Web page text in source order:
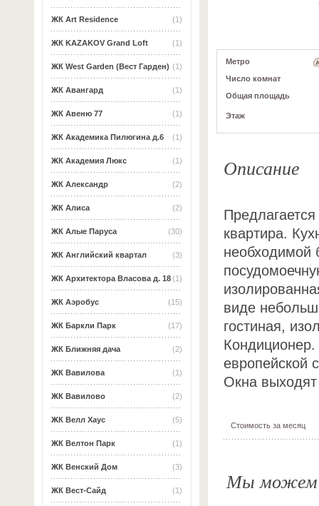
(1)
ЖК Art Residence
(1)
ЖК KAZAKOV Grand Loft
(1)
ЖК West Garden (Вест Гарден)
(1)
ЖК Авангард
(1)
ЖК Авеню 77
(1)
ЖК Академика Пилюгина д.6
(1)
ЖК Академия Люкс
(2)
ЖК Александр
(2)
ЖК Алиса
(30)
ЖК Алые Паруса
(3)
ЖК Английский квартал
(1)
ЖК Архитектора Власова д. 18
(15)
ЖК Аэробус
(17)
ЖК Баркли Парк
(2)
ЖК Ближняя дача
(1)
ЖК Вавилова
(2)
ЖК Вавилово
(5)
ЖК Велл Хаус
(1)
ЖК Велтон Парк
(3)
ЖК Венский Дом
(1)
ЖК Вест-Сайд
Метро
Число комнат
Общая площадь
Этаж
Описание
квартира.
необходимой
виде
гостиная,
европейской
Окна
Стоимость за месяц
Мы можем